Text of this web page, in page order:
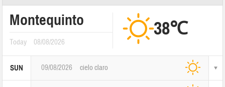
Montequinto
Today 08/08/2026
38℃
SUN 09/08/2026 cielo claro